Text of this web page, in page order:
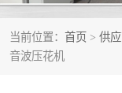
当前位置： 首页 > 供
音波压花机
3040凹凸压花机